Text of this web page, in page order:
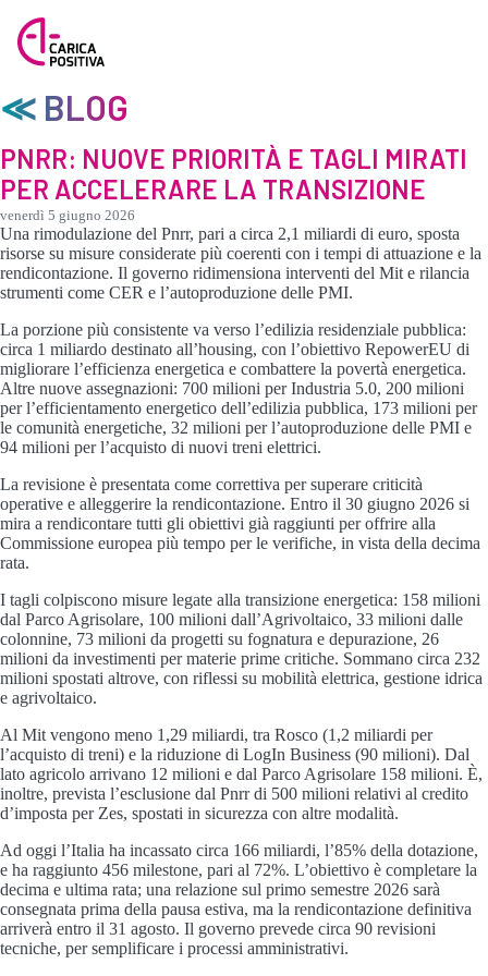
≪ BLOG
PNRR: NUOVE PRIORITÀ E TAGLI MIRATI
PER ACCELERARE LA TRANSIZIONE
venerdì 5 giugno 2026
Una rimodulazione del Pnrr, pari a circa 2,1 miliardi di euro, sposta
risorse su misure considerate più coerenti con i tempi di attuazione e la
rendicontazione. Il governo ridimensiona interventi del Mit e rilancia
strumenti come CER e l’autoproduzione delle PMI.
La porzione più consistente va verso l’edilizia residenziale pubblica:
circa 1 miliardo destinato all’housing, con l’obiettivo RepowerEU di
migliorare l’efficienza energetica e combattere la povertà energetica.
Altre nuove assegnazioni: 700 milioni per Industria 5.0, 200 milioni
per l’efficientamento energetico dell’edilizia pubblica, 173 milioni per
le comunità energetiche, 32 milioni per l’autoproduzione delle PMI e
94 milioni per l’acquisto di nuovi treni elettrici.
La revisione è presentata come correttiva per superare criticità
operative e alleggerire la rendicontazione. Entro il 30 giugno 2026 si
mira a rendicontare tutti gli obiettivi già raggiunti per offrire alla
Commissione europea più tempo per le verifiche, in vista della decima
rata.
I tagli colpiscono misure legate alla transizione energetica: 158 milioni
dal Parco Agrisolare, 100 milioni dall’Agrivoltaico, 33 milioni dalle
colonnine, 73 milioni da progetti su fognatura e depurazione, 26
milioni da investimenti per materie prime critiche. Sommano circa 232
milioni spostati altrove, con riflessi su mobilità elettrica, gestione idrica
e agrivoltaico.
Al Mit vengono meno 1,29 miliardi, tra Rosco (1,2 miliardi per
l’acquisto di treni) e la riduzione di LogIn Business (90 milioni). Dal
lato agricolo arrivano 12 milioni e dal Parco Agrisolare 158 milioni. È,
inoltre, prevista l’esclusione dal Pnrr di 500 milioni relativi al credito
d’imposta per Zes, spostati in sicurezza con altre modalità.
Ad oggi l’Italia ha incassato circa 166 miliardi, l’85% della dotazione,
e ha raggiunto 456 milestone, pari al 72%. L’obiettivo è completare la
decima e ultima rata; una relazione sul primo semestre 2026 sarà
consegnata prima della pausa estiva, ma la rendicontazione definitiva
arriverà entro il 31 agosto. Il governo prevede circa 90 revisioni
tecniche, per semplificare i processi amministrativi.